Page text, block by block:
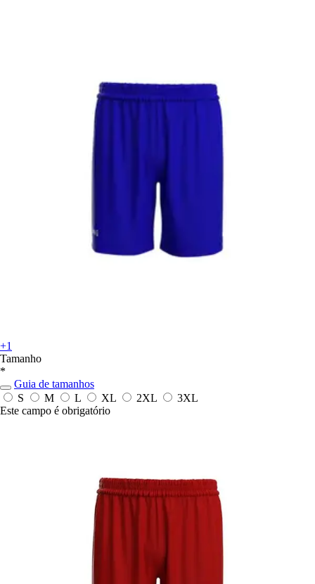
+1
Tamanho
*
Guia de tamanhos
S
M L XL 2XL
3XL
Este campo é obrigatório